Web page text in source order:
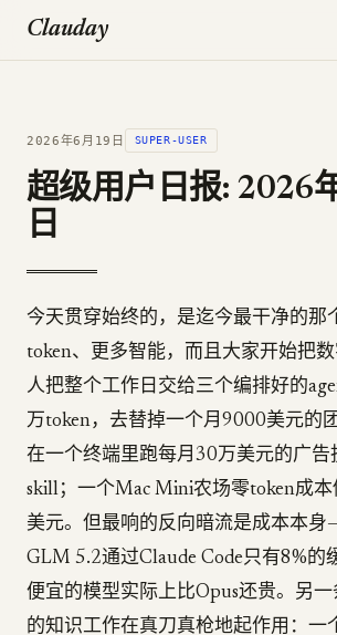
Clauday
2026年6月19日 SUPER-USER
超级用户日报: 2026
日
今天贯穿始终的，是迄今最干净的那
token、更多智能，而且大家开始把
人把整个工作日交给三个编排好的
万token，去替掉一个月9000美元的
在一个终端里跑每月30万美元的广告
skill；一个Mac Mini农场零token成
美元。但最响的反向暗流是成本本身
GLM 5.2通过Claude Code只有8%的
便宜的模型实际上比Opus还贵。另
的知识工作在真刀真枪地起作用：一